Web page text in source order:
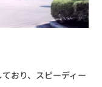
おり、スピーディー